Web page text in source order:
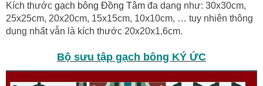
Kích thước gạch bông Đồng Tâm đa dạng như: 30x30cm,
25x25cm, 20x20cm, 15x15cm, 10x10cm, … tuy nhiên thông
dụng nhất vẫn là kích thước 20x20x1,6cm.
Bộ sưu tập gạch bông KÝ ỨC